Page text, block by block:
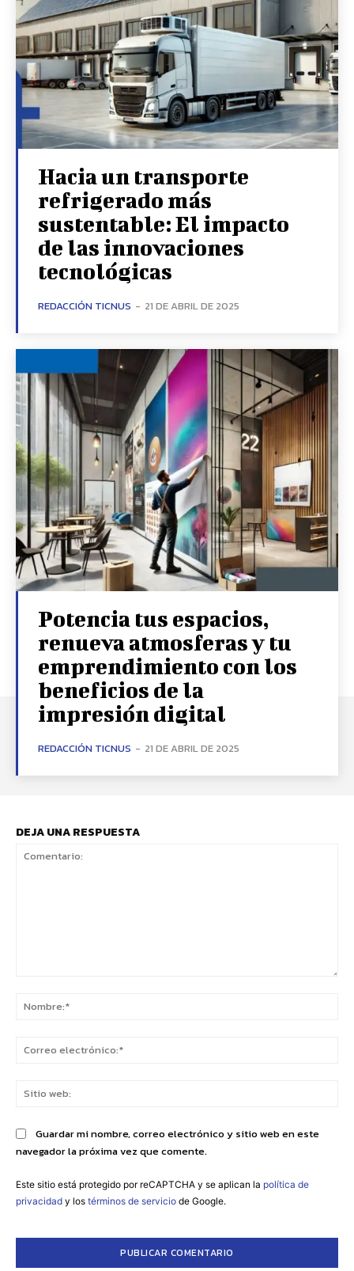
Hacia un transporte
refrigerado más
sustentable: El impacto
de las innovaciones
tecnológicas
REDACCIÓN TICNUS - 21 DE ABRIL DE 2025
Potencia tus espacios,
renueva atmosferas y tu
emprendimiento con los
beneficios de la
impresión digital
REDACCIÓN TICNUS - 21 DE ABRIL DE 2025
DEJA UNA RESPUESTA
Guardar mi nombre, correo electrónico y sitio web en este
navegador la próxima vez que comente.
Este sitio está protegido por reCAPTCHA y se aplican la política de
privacidad y los términos de servicio de Google.